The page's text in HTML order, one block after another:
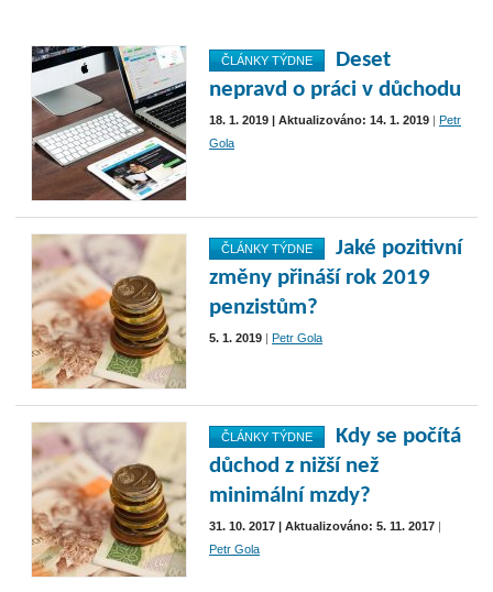
ČLÁNKY TÝDNE
Deset
nepravd o práci v důchodu
18. 1. 2019 | Aktualizováno: 14. 1. 2019
Petr
Gola
ČLÁNKY TÝDNE
Jaké pozitivní
změny přináší rok 2019
penzistům?
5. 1. 2019 Petr Gola
ČLÁNKY TÝDNE
Kdy se počítá
důchod z nižší než
minimální mzdy?
31. 10. 2017 | Aktualizováno: 5. 11. 2017
Petr Gola